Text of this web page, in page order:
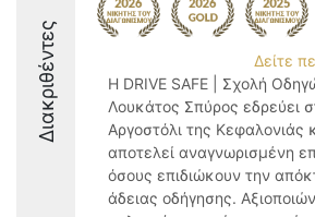
Διακριθέντες
Δείτε
Η DRIVE SAFE | Σχολή
Λουκάτος Σπύρος εδρεύει
Αργοστόλι της Κεφαλονιάς
αποτελεί αναγνωρισμένη
όσους επιδιώκουν την
άδειας οδήγησης.